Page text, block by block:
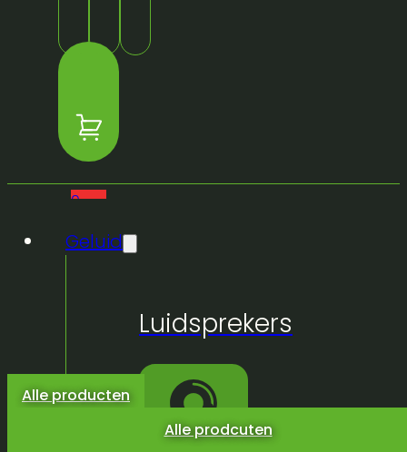
Alle prodcuten
0
producten
winkelwagen.
Geluid
Luidsprekers
Alle producten